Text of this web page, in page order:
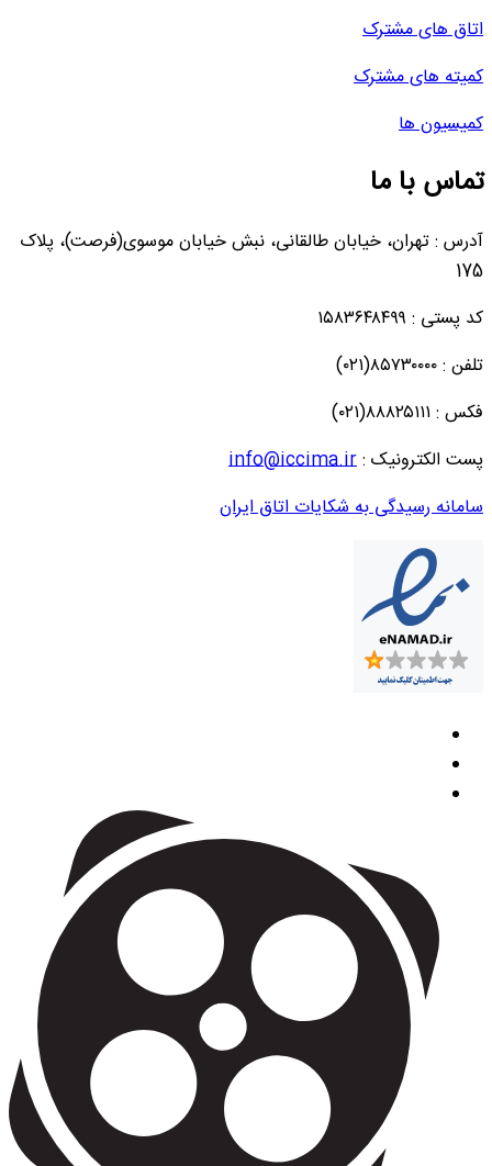
اتاق های مشترک
کمیته های مشترک
کمیسیون ها
تماس با ما
آدرس : تهران، خیابان طالقانی، نبش خیابان موسوی(فرصت)، پلاک
175
کد پستی : ۱۵۸۳۶۴۸۴۹۹
تلفن : ۸۵۷۳۰۰۰۰(۰۲۱)
فکس : ۸۸۸۲۵۱۱۱(۰۲۱)
پست الکترونیک :info@iccima.ir
سامانه رسیدگی به شکایات اتاق ایران